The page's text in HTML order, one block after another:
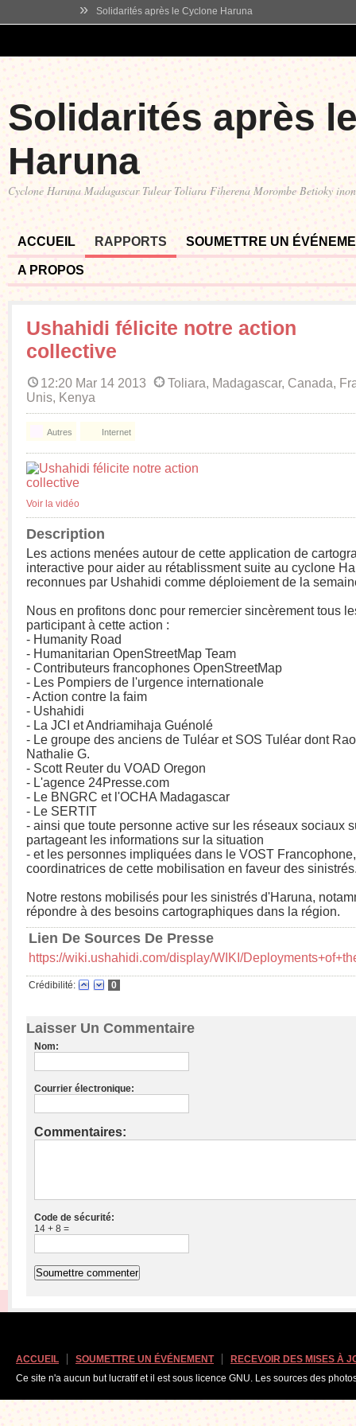
» Solidarités après le Cyclone Haruna
Solidarités après
Haruna
Cyclone Haruna Madagascar Tulear Toliara Fiherena Morombe Betioky
ACCUEIL RAPPORTS SOUMETTRE UN
A PROPOS
Ushahidi félicite notre action
collective
12:20 Mar 14 2013
Toliara, Madagascar, Canada,
Unis, Kenya
Autres Internet
Voir la vidéo
Description
Les actions menées autour de cette application de
interactive pour aider au rétablissment suite au cyclone
reconnues par Ushahidi comme déploiement de la
Nous en profitons donc pour remercier sincèrement tous
participant à cette action :
- Humanity Road
- Humanitarian OpenStreetMap Team
- Contributeurs francophones OpenStreetMap
- Les Pompiers de l'urgence internationale
- Action contre la faim
- Ushahidi
- La JCI et Andriamihaja Guénolé
- Le groupe des anciens de Tuléar et SOS Tuléar dont
Nathalie G.
- Scott Reuter du VOAD Oregon
- L'agence 24Presse.com
- Le BNGRC et l'OCHA Madagascar
- Le SERTIT
- ainsi que toute personne active sur les réseaux sociaux
partageant les informations sur la situation
- et les personnes impliquées dans le VOST
coordinatrices de cette mobilisation en faveur des
Notre restons mobilisés pour les sinistrés d'Haruna,
répondre à des besoins cartographiques dans la région.
Lien De Sources De Presse
https://wiki.ushahidi.com/display/WIKI/
Crédibilité: 0
Laisser Un Commentaire
Nom:
Courrier électronique:
Commentaires:
Code de sécurité:
14 + 8 =
ACCUEIL SOUMETTRE UN ÉVÉNEMENT
RECEVOIR DES MISES À
Ce site n'a aucun but lucratif et il est sous licence GNU. Les sources des